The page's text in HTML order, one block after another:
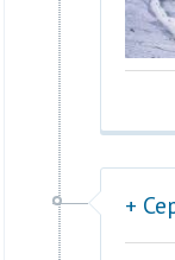
+